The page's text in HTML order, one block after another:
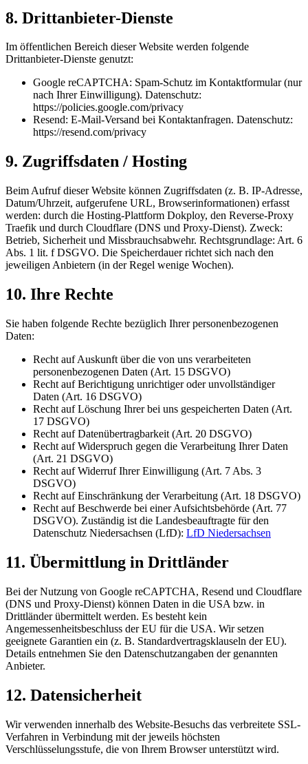
8. Drittanbieter-Dienste
Im öffentlichen Bereich dieser Website werden folgende
Drittanbieter-Dienste genutzt:
Google reCAPTCHA: Spam-Schutz im Kontaktformular (nur
nach Ihrer Einwilligung). Datenschutz:
https://policies.google.com/privacy
Resend: E-Mail-Versand bei Kontaktanfragen. Datenschutz:
https://resend.com/privacy
9. Zugriffsdaten / Hosting
Beim Aufruf dieser Website können Zugriffsdaten (z. B. IP-Adresse,
Datum/Uhrzeit, aufgerufene URL, Browserinformationen) erfasst
werden: durch die Hosting-Plattform Dokploy, den Reverse-Proxy
Traefik und durch Cloudflare (DNS und Proxy-Dienst). Zweck:
Betrieb, Sicherheit und Missbrauchsabwehr. Rechtsgrundlage: Art. 6
Abs. 1 lit. f DSGVO. Die Speicherdauer richtet sich nach den
jeweiligen Anbietern (in der Regel wenige Wochen).
10. Ihre Rechte
Sie haben folgende Rechte bezüglich Ihrer personenbezogenen
Daten:
Recht auf Auskunft über die von uns verarbeiteten
personenbezogenen Daten (Art. 15 DSGVO)
Recht auf Berichtigung unrichtiger oder unvollständiger
Daten (Art. 16 DSGVO)
Recht auf Löschung Ihrer bei uns gespeicherten Daten (Art.
17 DSGVO)
Recht auf Datenübertragbarkeit (Art. 20 DSGVO)
Recht auf Widerspruch gegen die Verarbeitung Ihrer Daten
(Art. 21 DSGVO)
Recht auf Widerruf Ihrer Einwilligung (Art. 7 Abs. 3
DSGVO)
Recht auf Einschränkung der Verarbeitung (Art. 18 DSGVO)
Recht auf Beschwerde bei einer Aufsichtsbehörde (Art. 77
DSGVO). Zuständig ist die Landesbeauftragte für den
Datenschutz Niedersachsen (LfD): LfD Niedersachsen
11. Übermittlung in Drittländer
Bei der Nutzung von Google reCAPTCHA, Resend und Cloudflare
(DNS und Proxy-Dienst) können Daten in die USA bzw. in
Drittländer übermittelt werden. Es besteht kein
Angemessenheitsbeschluss der EU für die USA. Wir setzen
geeignete Garantien ein (z. B. Standardvertragsklauseln der EU).
Details entnehmen Sie den Datenschutzangaben der genannten
Anbieter.
12. Datensicherheit
Wir verwenden innerhalb des Website-Besuchs das verbreitete SSL-
Verfahren in Verbindung mit der jeweils höchsten
Verschlüsselungsstufe, die von Ihrem Browser unterstützt wird.